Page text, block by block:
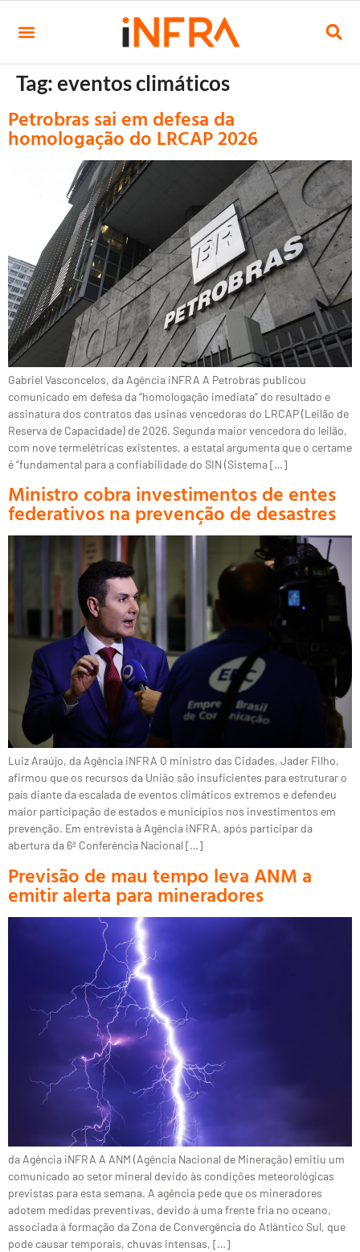
Tag:eventos climáticos
Petrobras sai em defesa da
homologação do LRCAP 2026
Gabriel Vasconcelos, da Agência iNFRA A Petrobras publicou
comunicado em defesa da “homologação imediata” do resultado e
assinatura dos contratos das usinas vencedoras do LRCAP (Leilão de
Reserva de Capacidade) de 2026. Segunda maior vencedora do leilão,
com nove termelétricas existentes, a estatal argumenta que o certame
é “fundamental para a confiabilidade do SIN (Sistema […]
Ministro cobra investimentos de entes
federativos na prevenção de desastres
Luiz Araújo, da Agência iNFRA O ministro das Cidades, Jader Filho,
afirmou que os recursos da União são insuficientes para estruturar o
país diante da escalada de eventos climáticos extremos e defendeu
maior participação de estados e municípios nos investimentos em
prevenção. Em entrevista à Agência iNFRA, após participar da
abertura da 6ª Conferência Nacional […]
Previsão de mau tempo leva ANM a
emitir alerta para mineradores
da Agência iNFRA A ANM (Agência Nacional de Mineração) emitiu um
comunicado ao setor mineral devido às condições meteorológicas
previstas para esta semana. A agência pede que os mineradores
adotem medidas preventivas, devido à uma frente fria no oceano,
associada à formação da Zona de Convergência do Atlântico Sul, que
pode causar temporais, chuvas intensas, […]